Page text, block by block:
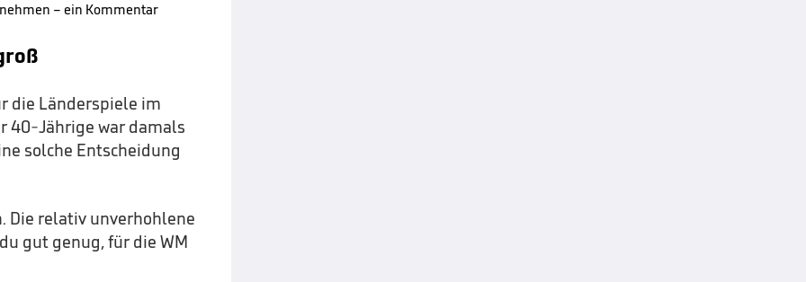
– ein Kommentar
die Länderspiele im
40-Jährige war damals
solche Entscheidung
Die relativ unverhohlene
gut genug, für die WM